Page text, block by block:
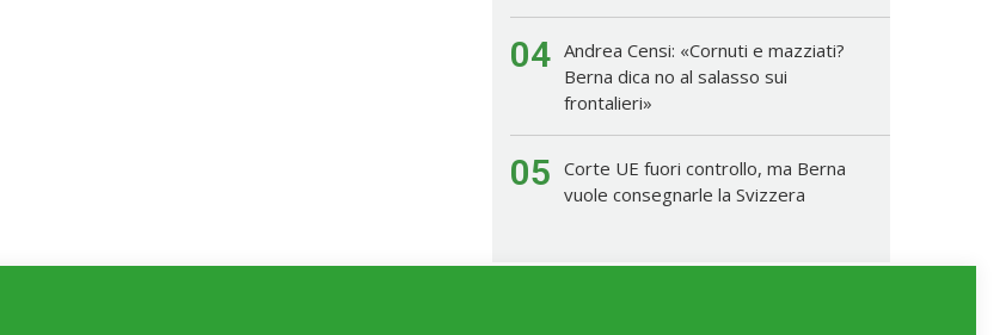
04 Andrea Censi: «Cornuti e mazziati?
Berna dica no al salasso sui
frontalieri»
05 Corte UE fuori controllo, ma Berna
vuole consegnarle la Svizzera